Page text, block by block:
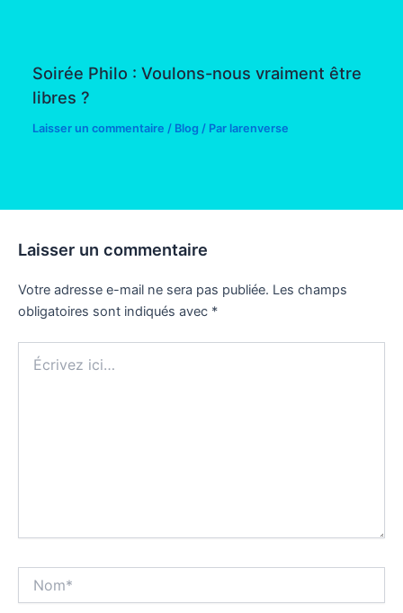
Soirée Philo : Voulons-nous vraiment être
libres ?
Laisser un commentaire / Blog / Par larenverse
Laisser un commentaire
Votre adresse e-mail ne sera pas publiée. Les champs
obligatoires sont indiqués avec *
ici…